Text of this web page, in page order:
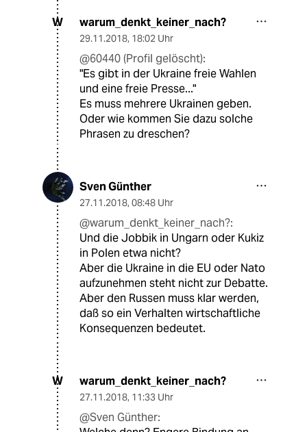
W warum_denkt_keiner_nach?
29.11.2018, 18:02 Uhr
@60440 (Profil gelöscht):
"Es gibt in der Ukraine freie Wahlen
und eine freie Presse..."
Es muss mehrere Ukrainen geben.
Oder wie kommen Sie dazu solche
Phrasen zu dreschen?
Sven Günther
27.11.2018, 08:48 Uhr
@warum_denkt_keiner_nach?:
Und die Jobbik in Ungarn oder Kukiz
in Polen etwa nicht?
Aber die Ukraine in die EU oder Nato
aufzunehmen steht nicht zur Debatte.
Aber den Russen muss klar werden,
daß so ein Verhalten wirtschaftliche
Konsequenzen bedeutet.
W warum_denkt_keiner_nach?
27.11.2018, 11:33 Uhr
@Sven Günther: